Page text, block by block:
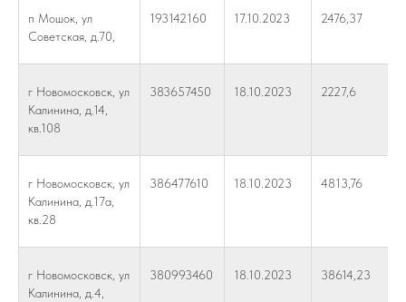
п Мошок, ул
Советская, д.70,
193142160 17.10.2023 2476,37
г Новомосковск, ул
Калинина, д.14,
кв.108
383657450 18.10.2023 2227,6
г Новомосковск, ул
Калинина, д.17а,
кв.28
386477610 18.10.2023 4813,76
г Новомосковск, ул
Калинина, д.4,
380993460 18.10.2023 38614,23